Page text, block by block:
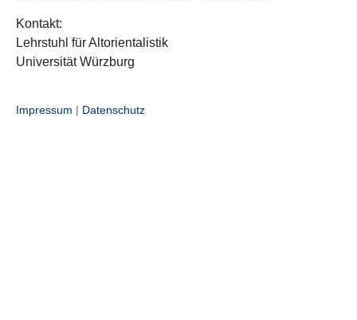
Kontakt:
Lehrstuhl für Altorientalistik
Universität Würzburg
Impressum | Datenschutz